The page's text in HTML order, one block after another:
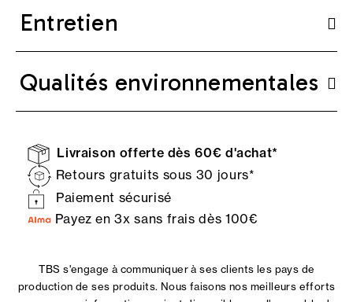
Entretien
Qualités environnementales
Livraison offerte dès 60€ d'achat*
Retours gratuits sous 30 jours*
Paiement sécurisé
Payez en 3x sans frais dès 100€
TBS s'engage à communiquer à ses clients les pays de
production de ses produits. Nous faisons nos meilleurs efforts